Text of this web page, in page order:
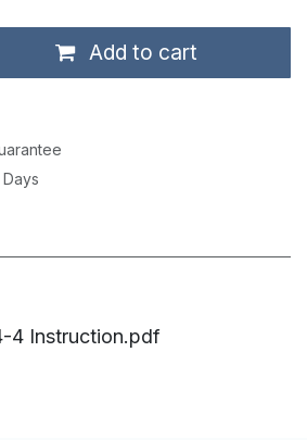
Add to cart
4 Instruction.pdf